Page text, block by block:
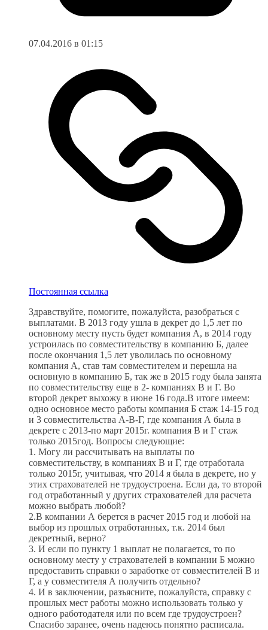
07.04.2016 в 01:15
Постоянная ссылка
Здравствуйте, помогите, пожалуйста, разобраться с
выплатами. В 2013 году ушла в декрет до 1,5 лет по
основному месту пусть будет компания А, в 2014 году
устроилась по совместительству в компанию Б, далее
после окончания 1,5 лет уволилась по основному
компания А, став там совместителем и перешла на
основную в компанию Б, так же в 2015 году была занята
по совместительству еще в 2- компаниях В и Г. Во
второй декрет выхожу в июне 16 года.В итоге имеем:
одно основное место работы компания Б стаж 14-15 год
и 3 совместительства А-В-Г, где компания А была в
декрете с 2013-по март 2015г. компания В и Г стаж
только 2015год. Вопросы следующие:
1. Могу ли рассчитывать на выплаты по
совместительству, в компаниях В и Г, где отработала
только 2015г, учитывая, что 2014 я была в декрете, но у
этих страхователей не трудоустроена. Если да, то второй
год отработанный у других страхователей для расчета
можно выбрать любой?
2.В компании А берется в расчет 2015 год и любой на
выбор из прошлых отработанных, т.к. 2014 был
декретный, верно?
3. И если по пункту 1 выплат не полагается, то по
основному месту у страхователей в компании Б можно
предоставить справки о заработке от совместителей В и
Г, а у совместителя А получить отдельно?
4. И в заключении, разъясните, пожалуйста, справку с
прошлых мест работы можно использовать только у
одного работодателя или по всем где трудоустроен?
Спасибо заранее, очень надеюсь понятно расписала.